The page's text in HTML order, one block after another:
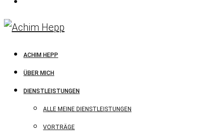
ACHIM HEPP
ÜBER MICH
DIENSTLEISTUNGEN
ALLE MEINE DIENSTLEISTUNGEN
VORTRÄGE